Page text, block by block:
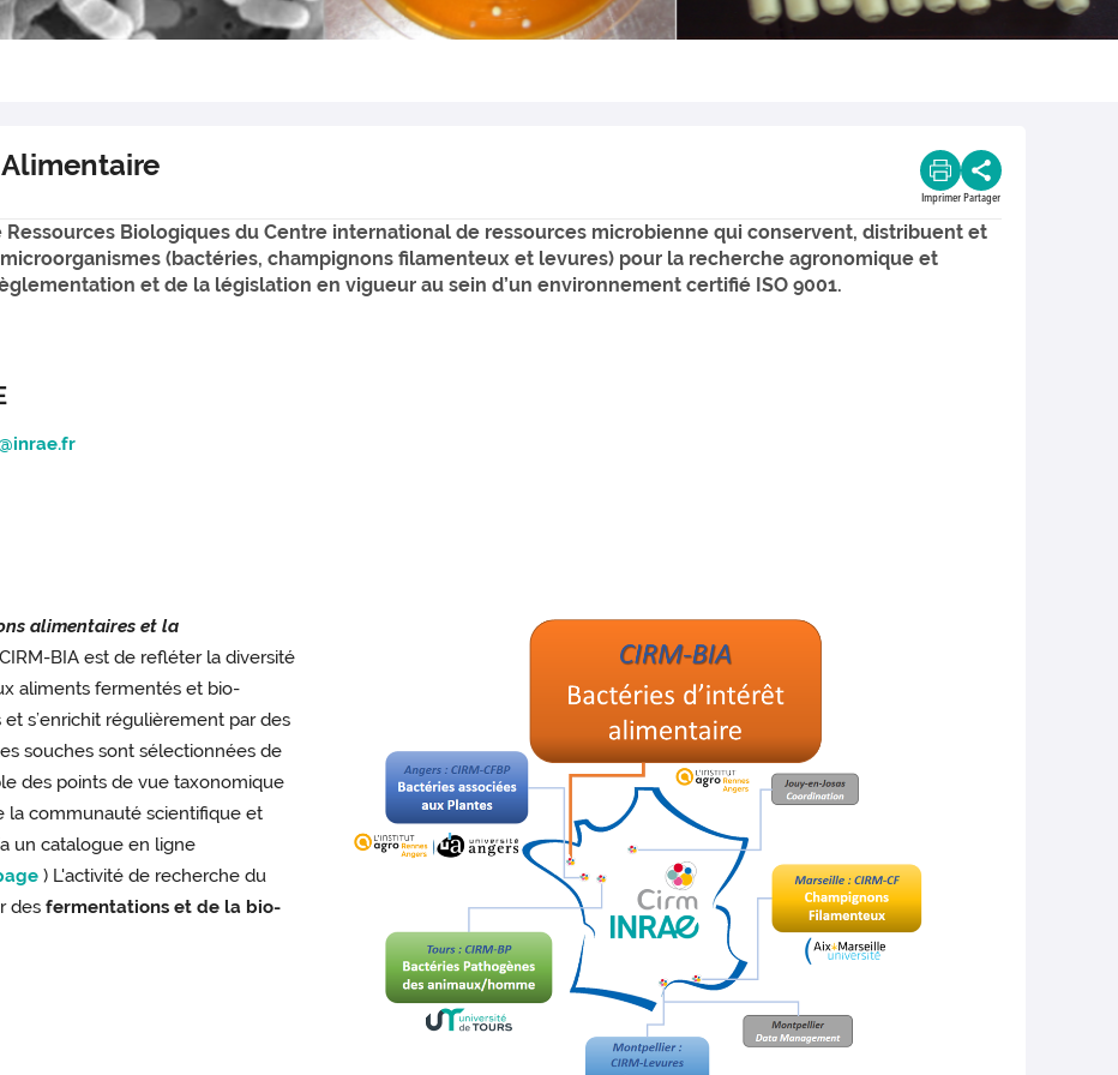
Imprimer Partager
Ressources Biologiques du Centre international de ressources microbienne qui conservent, distribuent et
(bactéries, champignons filamenteux et levures) pour la recherche agronomique et
et de la législation en vigueur au sein d’un environnement certifié ISO 9001.
alimentaires et la
BIA est de refléter la diversité
aliments fermentés et bio-
s’enrichit régulièrement par des
souches sont sélectionnées de
des points de vue taxonomique
la communauté scientifique et
un catalogue en ligne
) L'activité de recherche du
desfermentations et de la bio-